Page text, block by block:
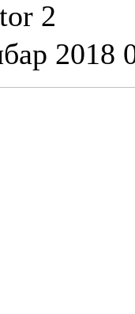
2
2018